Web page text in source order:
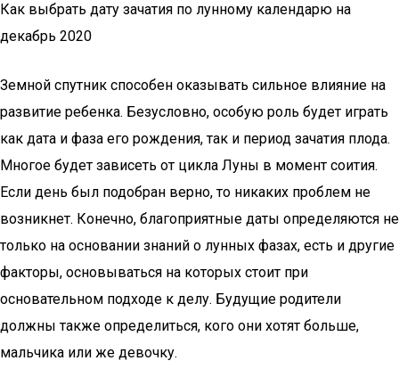
Как выбрать дату зачатия по лунному календарю на
декабрь 2020
Земной спутник способен оказывать сильное влияние на
развитие ребенка. Безусловно, особую роль будет играть
как дата и фаза его рождения, так и период зачатия плода.
Многое будет зависеть от цикла Луны в момент соития.
Если день был подобран верно, то никаких проблем не
возникнет. Конечно, благоприятные даты определяются не
только на основании знаний о лунных фазах, есть и другие
факторы, основываться на которых стоит при
основательном подходе к делу. Будущие родители
должны также определиться, кого они хотят больше,
мальчика или же девочку.